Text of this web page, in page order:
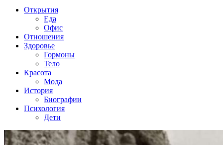
Открытия
Еда
Офис
Отношения
Здоровье
Гормоны
Тело
Красота
Мода
История
Биографии
Психология
Дети